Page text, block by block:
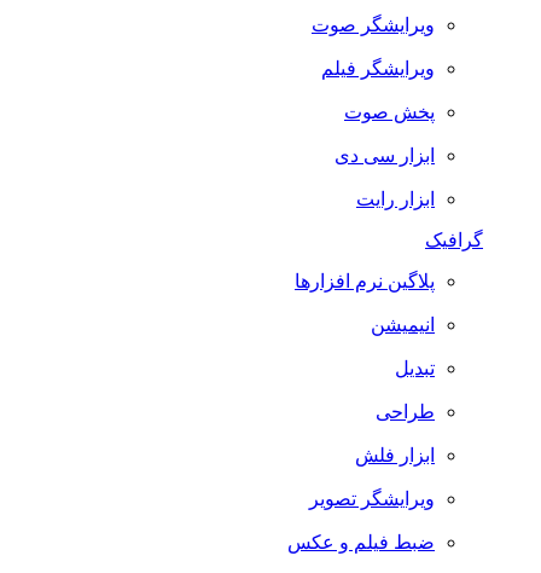
ویرایشگر صوت
ویرایشگر فیلم
پخش صوت
ابزار سی دی
ابزار رایت
گرافیک
پلاگین نرم افزارها
انیمیشن
تبدیل
طراحی
ابزار فلش
ویرایشگر تصویر
ضبط فيلم و عكس